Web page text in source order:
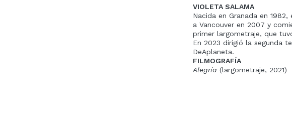
VIOLETA SALAMA
Nacida en Granada en
a Vancouver en 2007 y
primer largometraje, que
En 2023 dirigió la segunda
DeAplaneta.
FILMOGRAFÍA
Alegría (largometraje, 2021)